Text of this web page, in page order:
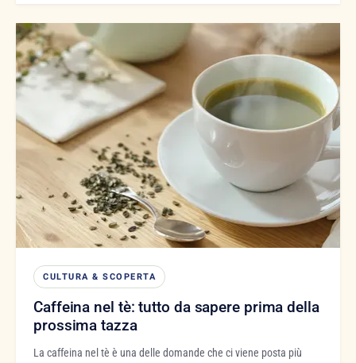
CULTURA & SCOPERTA
Caffeina nel tè: tutto da sapere prima della
prossima tazza
La caffeina nel tè è una delle domande che ci viene posta più